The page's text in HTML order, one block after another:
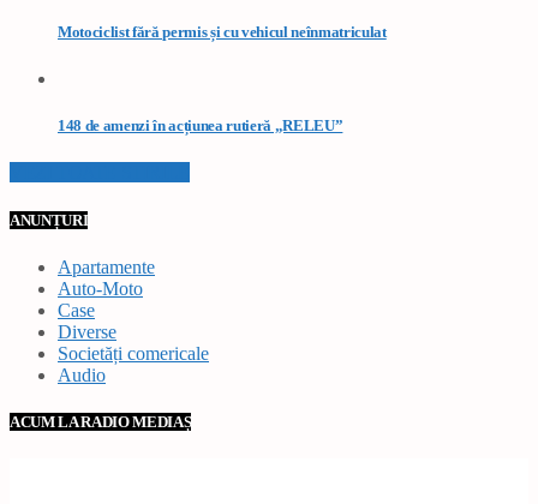
Motociclist fără permis și cu vehicul neînmatriculat
148 de amenzi în acțiunea rutieră „RELEU”
ANUNȚURI
Apartamente
Auto-Moto
Case
Diverse
Societăți comericale
Audio
ACUM LA RADIO MEDIAȘ